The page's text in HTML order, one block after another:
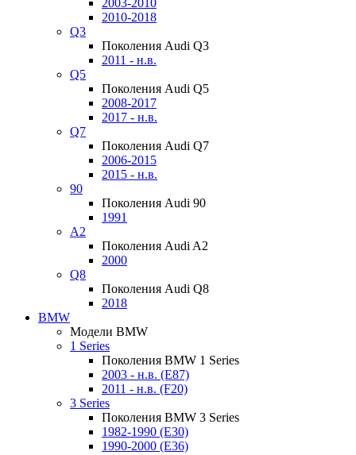
2003-2010
2010-2018
Q3
Поколения Audi Q3
2011 - н.в.
Q5
Поколения Audi Q5
2008-2017
2017 - н.в.
Q7
Поколения Audi Q7
2006-2015
2015 - н.в.
90
Поколения Audi 90
1991
A2
Поколения Audi A2
2000
Q8
Поколения Audi Q8
2018
BMW
Модели BMW
1 Series
Поколения BMW 1 Series
2003 - н.в. (E87)
2011 - н.в. (F20)
3 Series
Поколения BMW 3 Series
1982-1990 (E30)
1990-2000 (E36)